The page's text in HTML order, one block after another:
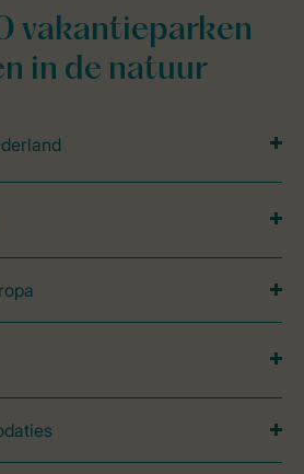
vakantieparken
in de natuur